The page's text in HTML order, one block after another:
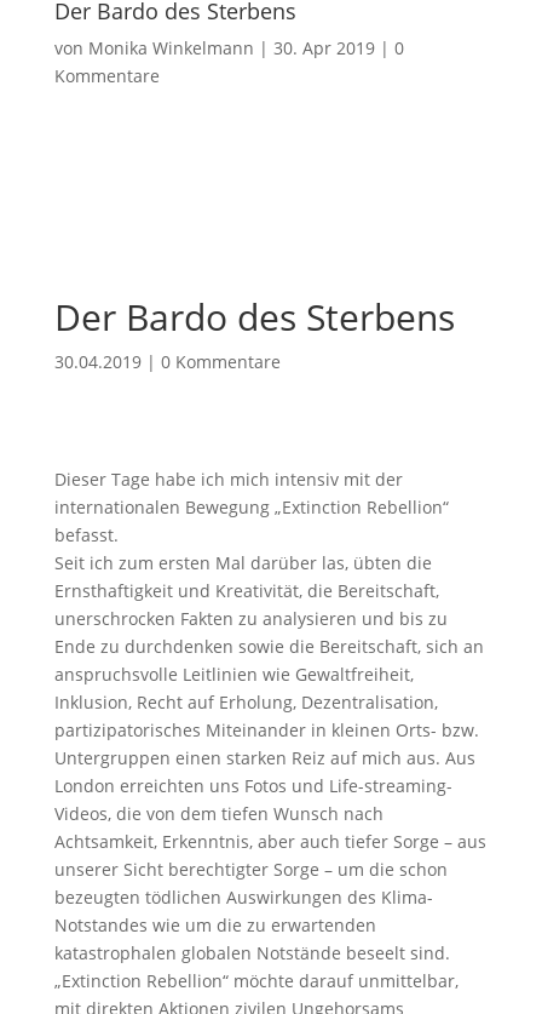
Der Bardo des Sterbens
von Monika Winkelmann | 30. Apr 2019| 0
Kommentare
Der Bardo des Sterbens
30.04.2019| 0 Kommentare
Dieser Tage habe ich mich intensiv mit der
internationalen Bewegung „Extinction Rebellion“
befasst.
Seit ich zum ersten Mal darüber las, übten die
Ernsthaftigkeit und Kreativität, die Bereitschaft,
unerschrocken Fakten zu analysieren und bis zu
Ende zu durchdenken sowie die Bereitschaft, sich an
anspruchsvolle Leitlinien wie Gewaltfreiheit,
Inklusion, Recht auf Erholung, Dezentralisation,
partizipatorisches Miteinander in kleinen Orts- bzw.
Untergruppen einen starken Reiz auf mich aus. Aus
London erreichten uns Fotos und Life-streaming-
Videos, die von dem tiefen Wunsch nach
Achtsamkeit, Erkenntnis, aber auch tiefer Sorge – aus
unserer Sicht berechtigter Sorge – um die schon
bezeugten tödlichen Auswirkungen des Klima-
Notstandes wie um die zu erwartenden
katastrophalen globalen Notstände beseelt sind.
„Extinction Rebellion“ möchte darauf unmittelbar,
mit direkten Aktionen zivilen Ungehorsams